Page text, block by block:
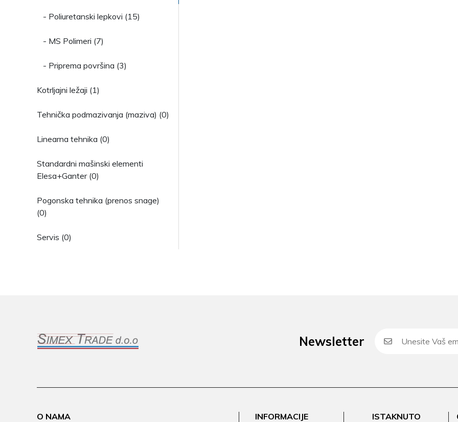
- Poliuretanski lepkovi (15)
- MS Polimeri (7)
- Priprema površina (3)
Kotrljajni ležaji (1)
Tehnička podmazivanja (maziva) (0)
Linearna tehnika (0)
Standardni mašinski elementi
Elesa+Ganter (0)
Pogonska tehnika (prenos snage)
(0)
Servis (0)
Newsletter
O NAMA INFORMACIJE ISTAKNUTO